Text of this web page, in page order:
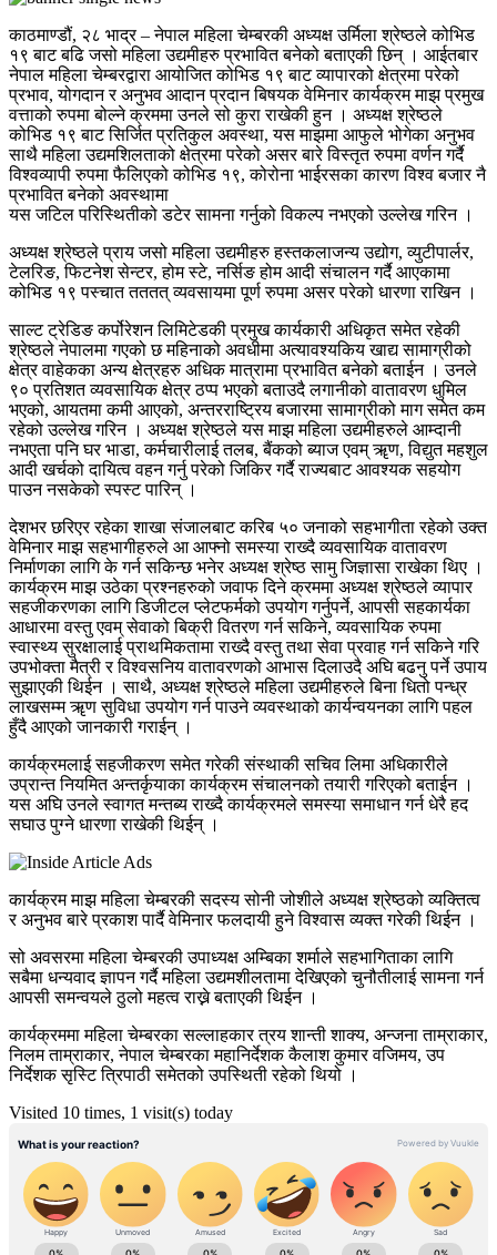
काठमाण्डौं, २८ भाद्र – नेपाल महिला चेम्बरकी अध्यक्ष उर्मिला श्रेष्ठले कोभिड
१९ बाट बढि जसो महिला उद्यमीहरु प्रभावित बनेको बताएकी छिन् । आईतबार
नेपाल महिला चेम्बरद्वारा आयोजित कोभिड १९ बाट व्यापारको क्षेत्रमा परेको
प्रभाव, योगदान र अनुभव आदान प्रदान बिषयक वेमिनार कार्यक्रम माझ प्रमुख
वत्ताको रुपमा बोल्ने क्रममा उनले सो कुरा राखेकी हुन । अध्यक्ष श्रेष्ठले
कोभिड १९ बाट सिर्जित प्रतिकुल अवस्था, यस माझमा आफुले भोगेका अनुभव
साथै महिला उद्यमशिलताको क्षेत्रमा परेको असर बारे विस्तृत रुपमा वर्णन गर्दै
विश्वव्यापी रुपमा फैलिएको कोभिड १९, कोरोना भाईरसका कारण विश्व बजार नै
प्रभावित बनेको अवस्थामा
यस जटिल परिस्थितीको डटेर सामना गर्नुको विकल्प नभएको उल्लेख गरिन ।
अध्यक्ष श्रेष्ठले प्राय जसो महिला उद्यमीहरु हस्तकलाजन्य उद्योग, व्युटीपार्लर,
टेलरिङ, फिटनेश सेन्टर, होम स्टे, नर्सिङ होम आदी संचालन गर्दै आएकामा
कोभिड १९ पस्चात तततत् व्यवसायमा पूर्ण रुपमा असर परेको धारणा राखिन ।
साल्ट ट्रेडिङ कर्पोरेशन लिमिटेडकी प्रमुख कार्यकारी अधिकृत समेत रहेकी
श्रेष्ठले नेपालमा गएको छ महिनाको अवधीमा अत्यावश्यकिय खाद्य सामाग्रीको
क्षेत्र वाहेकका अन्य क्षेत्रहरु अधिक मात्रामा प्रभावित बनेको बताईन । उनले
९० प्रतिशत व्यवसायिक क्षेत्र ठप्प भएको बताउदै लगानीको वातावरण धुमिल
भएको, आयतमा कमी आएको, अन्तरराष्ट्रिय बजारमा सामाग्रीको माग समेत कम
रहेको उल्लेख गरिन । अध्यक्ष श्रेष्ठले यस माझ महिला उद्यमीहरुले आम्दानी
नभएता पनि घर भाडा, कर्मचारीलाई तलब, बैंकको ब्याज एवम् ॠण, विद्युत महशुल
आदी खर्चको दायित्व वहन गर्नु परेको जिकिर गर्दै राज्यबाट आवश्यक सहयोग
पाउन नसकेको स्पस्ट पारिन् ।
देशभर छरिएर रहेका शाखा संजालबाट करिब ५० जनाको सहभागीता रहेको उक्त
वेमिनार माझ सहभागीहरुले आ आफ्नो समस्या राख्दै व्यवसायिक वातावरण
निर्माणका लागि के गर्न सकिन्छ भनेर अध्यक्ष श्रेष्ठ सामु जिज्ञासा राखेका थिए ।
कार्यक्रम माझ उठेका प्रश्नहरुको जवाफ दिने क्रममा अध्यक्ष श्रेष्ठले व्यापार
सहजीकरणका लागि डिजीटल प्लेटफर्मको उपयोग गर्नुपर्ने, आपसी सहकार्यका
आधारमा वस्तु एवम् सेवाको बिक्री वितरण गर्न सकिने, व्यवसायिक रुपमा
स्वास्थ्य सुरक्षालाई प्राथमिकतामा राख्दै वस्तु तथा सेवा प्रवाह गर्न सकिने गरि
उपभोक्ता मैत्री र विश्वसनिय वातावरणको आभास दिलाउदै अघि बढनु पर्ने उपाय
सुझाएकी थिईन । साथै, अध्यक्ष श्रेष्ठले महिला उद्यमीहरुले बिना धितो पन्ध्र
लाखसम्म ॠण सुविधा उपयोग गर्न पाउने व्यवस्थाको कार्यन्वयनका लागि पहल
हुँदै आएको जानकारी गराईन् ।
कार्यक्रमलाई सहजीकरण समेत गरेकी संस्थाकी सचिव लिमा अधिकारीले
उप्रान्त नियमित अन्तर्कृयाका कार्यक्रम संचालनको तयारी गरिएको बताईन ।
यस अघि उनले स्वागत मन्तब्य राख्दै कार्यक्रमले समस्या समाधान गर्न धेरै हद
सघाउ पुग्ने धारणा राखेकी थिईन् ।
कार्यक्रम माझ महिला चेम्बरकी सदस्य सोनी जोशीले अध्यक्ष श्रेष्ठको व्यक्तित्व
र अनुभव बारे प्रकाश पार्दै वेमिनार फलदायी हुने विश्वास व्यक्त गरेकी थिईन ।
सो अवसरमा महिला चेम्बरकी उपाध्यक्ष अम्बिका शर्माले सहभागिताका लागि
सबैमा धन्यवाद ज्ञापन गर्दै महिला उद्यमशीलतामा देखिएको चुनौतीलाई सामना गर्न
आपसी समन्वयले ठुलो महत्व राख्ने बताएकी थिईन ।
कार्यक्रममा महिला चेम्बरका सल्लाहकार त्रय शान्ती शाक्य, अन्जना ताम्राकार,
निलम ताम्राकार, नेपाल चेम्बरका महानिर्देशक कैलाश कुमार वजिमय, उप
निर्देशक सृस्‍टि त्रिपाठी समेतको उपस्थिती रहेको थियो ।
Visited 10 times, 1 visit(s) today